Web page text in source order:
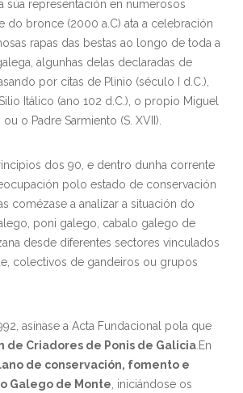
súa representación en numerosos
do bronce (2000 a.C) ata a celebración
rapas das bestas ao longo de toda a
algunhas delas declaradas de
por citas de Plinio (século I d.C.),
Itálico (ano 102 d.C.), o propio Miguel
o Padre Sarmiento (S. XVII).
dos 90, e dentro dunha corrente
polo estado de conservación
comézase a analizar a situación do
poni galego, cabalo galego de
desde diferentes sectores vinculados
colectivos de gandeiros ou grupos
asínase a Acta Fundacional pola que
de Criadores de Ponis de Galicia .En
de conservación, fomento e
Galego de Monte , iniciándose os